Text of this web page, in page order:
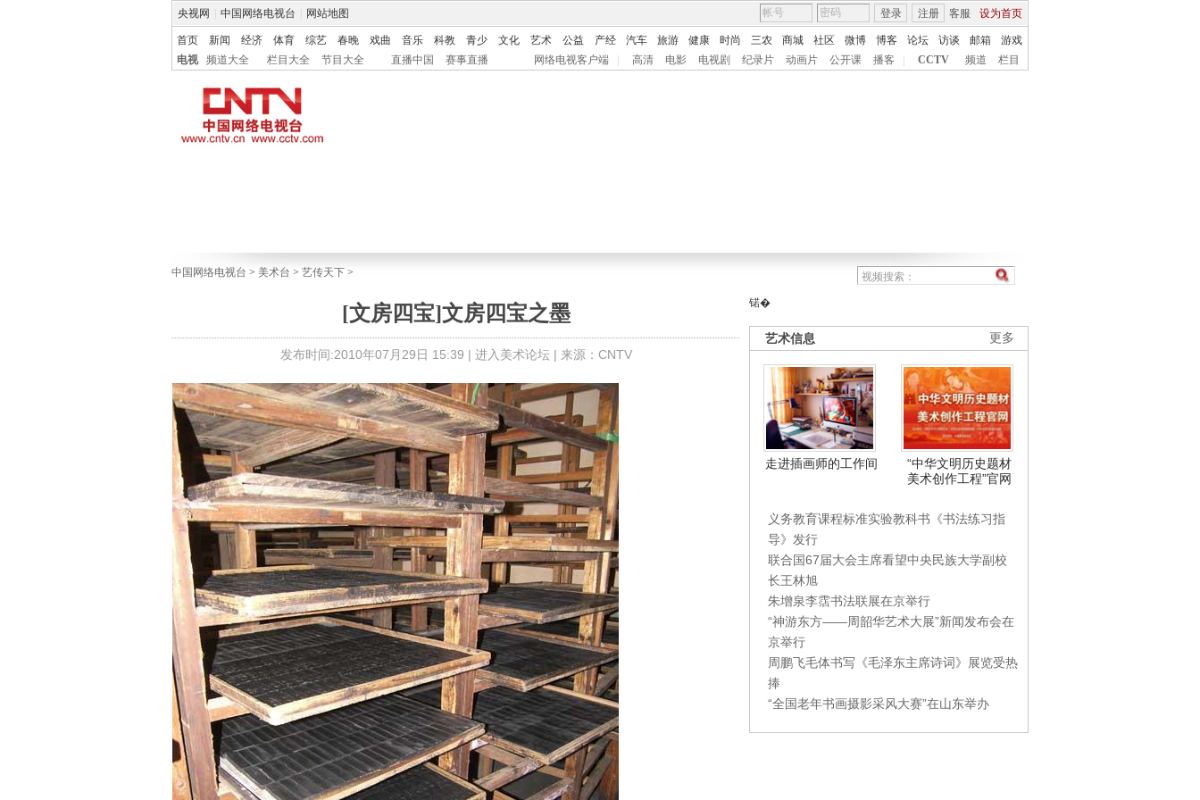
央视网 中国网络电视台 网站地图 客服 设为首页
登录 注册
首页 新闻 经济 体育 综艺 春晚 戏曲 音乐 科教 青少 文化 艺术 公益 产经 汽车 旅游 健康 时尚 三农 商城 社区 微博 博客 论坛 访谈 邮箱
游戏
电视
频道大全 栏目大全 节目大全 直播中国 赛事直播 网络电视客户端 高清 电影 电视剧 纪录片 动画片 公开课 播客 CCTV 频道 栏目
中国网络电视台 > 美术台 > 艺传天下 >
[文房四宝]文房四宝之墨
发布时间:2010年07月29日 15:39 | 进入美术论坛| 来源：CNTV
锘�
更多
艺术信息
走进插画师的工作间
“中华文明历史题材
美术创作工程”官网
义务教育课程标准实验教科书《书法练习指
导》发行
联合国67届大会主席看望中央民族大学副校
长王林旭
朱增泉李霑书法联展在京举行
“神游东方——周韶华艺术大展”新闻发布会在
京举行
周鹏飞毛体书写《毛泽东主席诗词》展览受热
捧
“全国老年书画摄影采风大赛”在山东举办